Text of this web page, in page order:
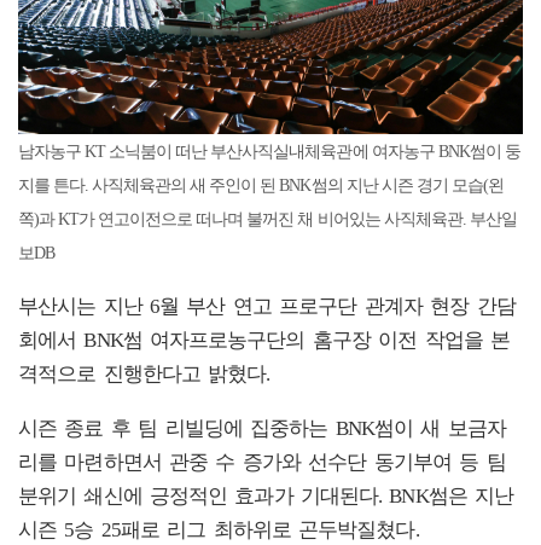
남자농구 KT 소닉붐이 떠난 부산사직실내체육관에 여자농구 BNK썸이 둥
지를 튼다. 사직체육관의 새 주인이 된 BNK썸의 지난 시즌 경기 모습(왼
쪽)과 KT가 연고이전으로 떠나며 불꺼진 채 비어있는 사직체육관. 부산일
보DB
부산시는 지난 6월 부산 연고 프로구단 관계자 현장 간담
회에서 BNK썸 여자프로농구단의 홈구장 이전 작업을 본
격적으로 진행한다고 밝혔다.
시즌 종료 후 팀 리빌딩에 집중하는 BNK썸이 새 보금자
리를 마련하면서 관중 수 증가와 선수단 동기부여 등 팀
분위기 쇄신에 긍정적인 효과가 기대된다. BNK썸은 지난
시즌 5승 25패로 리그 최하위로 곤두박질쳤다.